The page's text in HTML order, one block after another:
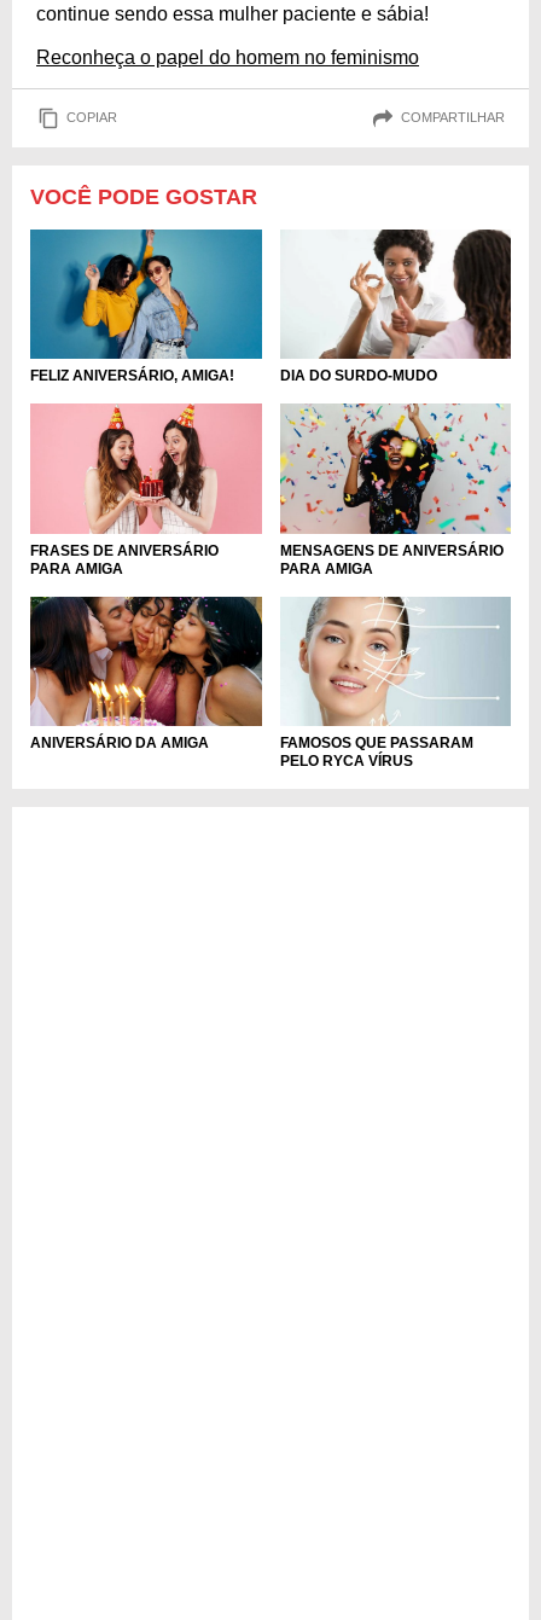
continue sendo essa mulher paciente e sábia!
Reconheça o papel do homem no feminismo
COPIAR COMPARTILHAR
VOCÊ PODE GOSTAR
FELIZ ANIVERSÁRIO, AMIGA! DIA DO SURDO-MUDO
FRASES DE ANIVERSÁRIO
PARA AMIGA
MENSAGENS DE ANIVERSÁRIO
PARA AMIGA
ANIVERSÁRIO DA AMIGA
FAMOSOS QUE PASSARAM
PELO RYCA VÍRUS